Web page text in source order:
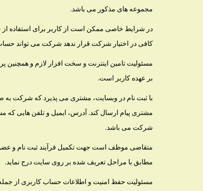
مجموعه های مذکور می باشد.
در شرایط خاصی ممکن است از کاربر برای استفاده
کافی در اختیار شرکت قرار ندهد شرکت می تواند
مسئولیت تامین اینترنت و سخت افزار لازم و همچنین
بر عهده کاربر است.
با ثبت نام در وبسایت، مشتری می پذیرد که شرکت به
مشتری پیام ارسال کند. آدرس، ایمیل و تلفن هایی که
شرکت می باشد.
متقاضی موظف است جهت تکمیل فرآیند ثبت نام و
مطابق با مراحل تعریف شده بر روی سایت درج نماید.
مسئولیت حفظ امنیت و اطلاعات حساب کاربری از